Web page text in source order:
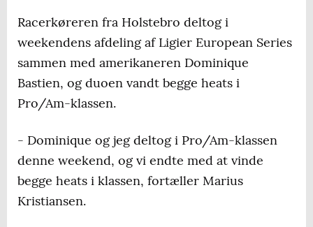
Racerkøreren fra Holstebro deltog i
weekendens afdeling af Ligier European Series
sammen med amerikaneren Dominique
Bastien, og duoen vandt begge heats i
Pro/Am-klassen.
- Dominique og jeg deltog i Pro/Am-klassen
denne weekend, og vi endte med at vinde
begge heats i klassen, fortæller Marius
Kristiansen.